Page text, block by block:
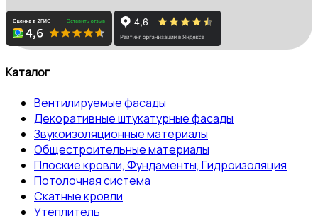
Каталог
Вентилируемые фасады
Декоративные штукатурные фасады
Звукоизоляционные материалы
Общестроительные материалы
Плоские кровли, Фундаменты, Гидроизоляция
Потолочная система
Скатные кровли
Утеплитель